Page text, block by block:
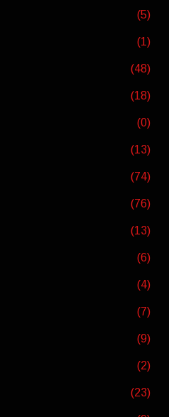
(5)
(1)
(48)
(18)
(0)
(13)
(74)
(76)
(13)
(6)
(4)
(7)
(9)
(2)
(23)